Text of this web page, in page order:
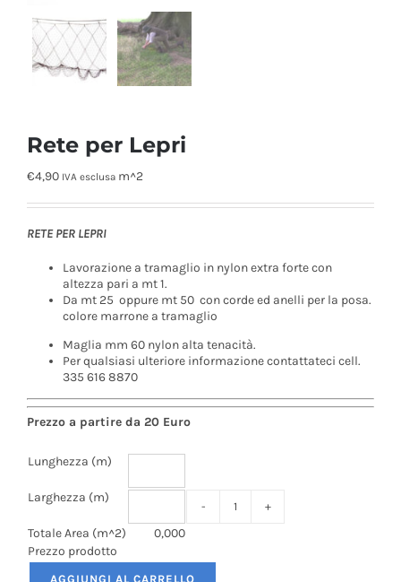
Rete per Lepri
€4,90 IVA esclusa m^2
RETE PER LEPRI
Lavorazione a tramaglio in nylon extra forte con
altezza pari a mt 1.
Da mt 25 oppure mt 50 con corde ed anelli per la posa.
colore marrone a tramaglio
Maglia mm 60 nylon alta tenacità.
Per qualsiasi ulteriore informazione contattateci cell.
335 616 8870
Prezzo a partire da 20 Euro
Lunghezza (m)
Larghezza (m)
Totale Area (m^2)
0,000
Prezzo prodotto
Rete
AGGIUNGI AL CARRELLO